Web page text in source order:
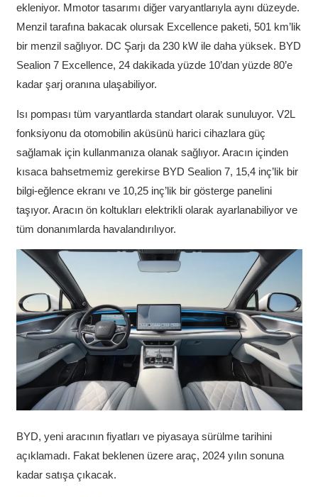
ekleniyor. Mmotor tasarımı diğer varyantlarıyla aynı düzeyde.
Menzil tarafına bakacak olursak Excellence paketi, 501 km’lik
bir menzil sağlıyor. DC Şarjı da 230 kW ile daha yüksek. BYD
Sealion 7 Excellence, 24 dakikada yüzde 10’dan yüzde 80’e
kadar şarj oranına ulaşabiliyor.
Isı pompası tüm varyantlarda standart olarak sunuluyor. V2L
fonksiyonu da otomobilin aküsünü harici cihazlara güç
sağlamak için kullanmanıza olanak sağlıyor. Aracın içinden
kısaca bahsetmemiz gerekirse BYD Sealion 7, 15,4 inç’lik bir
bilgi-eğlence ekranı ve 10,25 inç’lik bir gösterge panelini
taşıyor. Aracın ön koltukları elektrikli olarak ayarlanabiliyor ve
tüm donanımlarda havalandırılıyor.
BYD, yeni aracının fiyatları ve piyasaya sürülme tarihini
açıklamadı. Fakat beklenen üzere araç, 2024 yılın sonuna
kadar satışa çıkacak.